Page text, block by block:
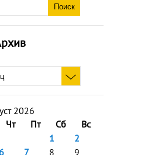
2026
Чт Пт Сб
Вс
1
2
6 7 8
9